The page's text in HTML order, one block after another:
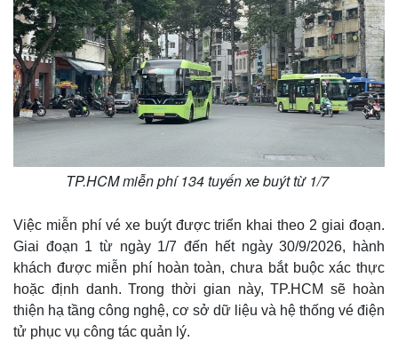
TP.HCM miễn phí 134 tuyến xe buýt từ 1/7
Việc miễn phí vé xe buýt được triển khai theo 2 giai đoạn.
Giai đoạn 1 từ ngày 1/7 đến hết ngày 30/9/2026, hành
khách được miễn phí hoàn toàn, chưa bắt buộc xác thực
hoặc định danh. Trong thời gian này, TP.HCM sẽ hoàn
thiện hạ tầng công nghệ, cơ sở dữ liệu và hệ thống vé điện
tử phục vụ công tác quản lý.